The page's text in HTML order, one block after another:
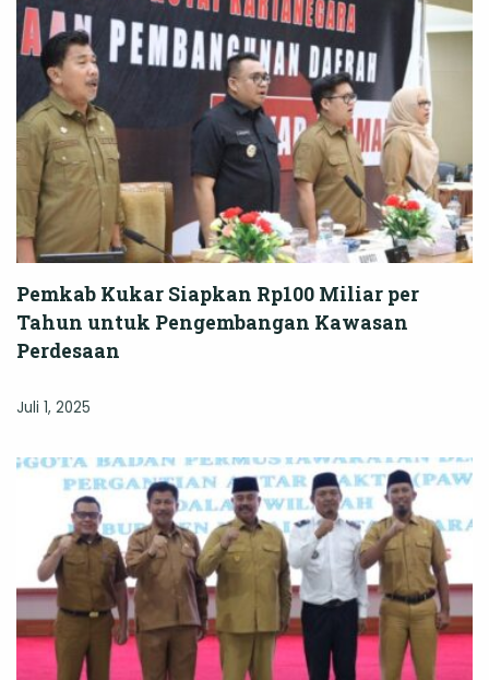
Pemkab Kukar Siapkan Rp100 Miliar per
Tahun untuk Pengembangan Kawasan
Perdesaan
Juli 1, 2025